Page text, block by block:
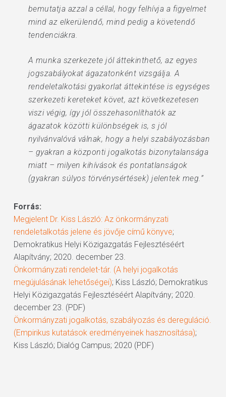
bemutatja azzal a céllal, hogy felhívja a figyelmet
mind az elkerülendő, mind pedig a követendő
tendenciákra.
A munka szerkezete jól áttekinthető, az egyes
jogszabályokat ágazatonként vizsgálja. A
rendeletalkotási gyakorlat áttekintése is egységes
szerkezeti kereteket követ, azt következetesen
viszi végig, így jól összehasonlíthatók az
ágazatok közötti különbségek is, s jól
nyilvánvalóvá válnak, hogy a helyi szabályozásban
– gyakran a központi jogalkotás bizonytalansága
miatt – milyen kihívások és pontatlanságok
(gyakran súlyos törvénysértések) jelentek meg.”
Forrás:
Megjelent Dr. Kiss László: Az önkormányzati
rendeletalkotás jelene és jövője című könyve;
Demokratikus Helyi Közigazgatás Fejlesztéséért
Alapítvány; 2020. december 23.
Önkormányzati rendelet-tár. (A helyi jogalkotás
megújulásának lehetőségei); Kiss László; Demokratikus
Helyi Közigazgatás Fejlesztéséért Alapítvány; 2020.
december 23. (PDF)
Önkormányzati jogalkotás, szabályozás és dereguláció.
(Empirikus kutatások eredményeinek hasznosítása);
Kiss László; Dialóg Campus; 2020 (PDF)